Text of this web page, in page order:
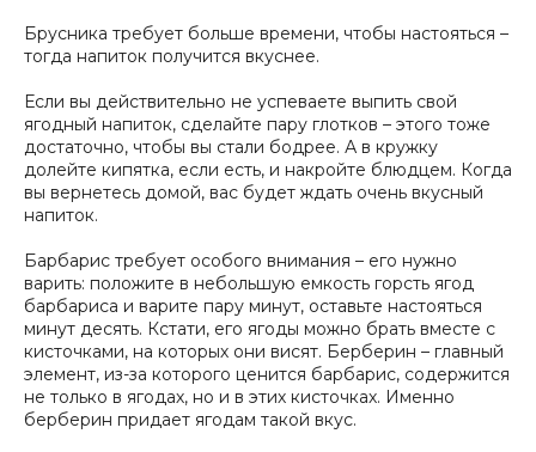
Брусника требует больше времени, чтобы настояться –
тогда напиток получится вкуснее.
Если вы действительно не успеваете выпить свой
ягодный напиток, сделайте пару глотков – этого тоже
достаточно, чтобы вы стали бодрее. А в кружку
долейте кипятка, если есть, и накройте блюдцем. Когда
вы вернетесь домой, вас будет ждать очень вкусный
напиток.
Барбарис требует особого внимания – его нужно
варить: положите в небольшую емкость горсть ягод
барбариса и варите пару минут, оставьте настояться
минут десять. Кстати, его ягоды можно брать вместе с
кисточками, на которых они висят. Берберин – главный
элемент, из-за которого ценится барбарис, содержится
не только в ягодах, но и в этих кисточках. Именно
берберин придает ягодам такой вкус.